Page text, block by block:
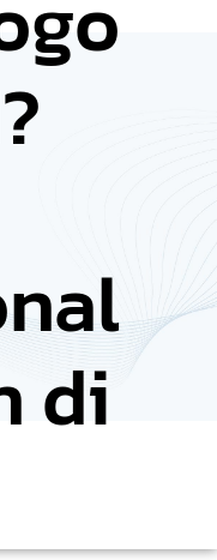
di